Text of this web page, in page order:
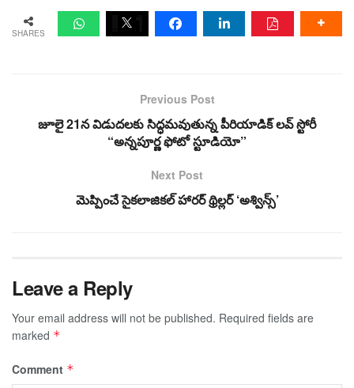
SHARES
Previous Post
జూలై 21న విడుదలకు సిద్ధమవుతున్న పీరియాడిక్ లవ్ స్టోరీ
“అన్నపూర్ణ ఫోటో స్టూడియో”
Next Post
మెప్పించే సైకలాజికల్ హారర్ థ్రిల్లర్ ‘అశ్విన్స్’
Leave a Reply
Your email address will not be published. Required fields are
marked *
Comment *